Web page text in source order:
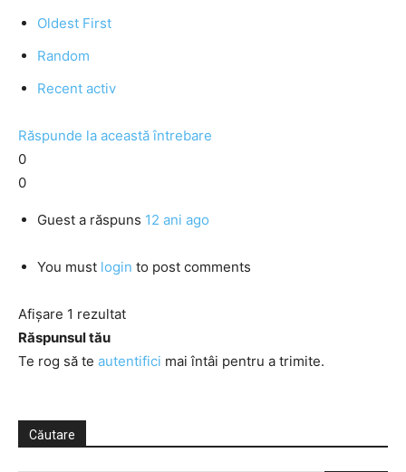
Oldest First
Random
Recent activ
Răspunde la această întrebare
0
0
Guest a răspuns 12 ani ago
You must login to post comments
Afișare 1 rezultat
Răspunsul tău
Te rog să te autentifici mai întâi pentru a trimite.
Căutare